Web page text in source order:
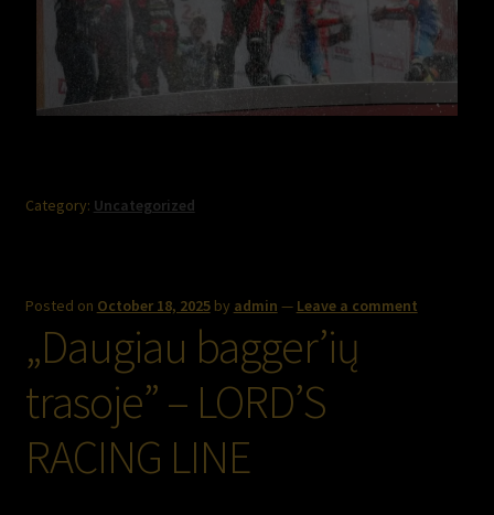
Category: Uncategorized
Posted on October 18, 2025 by admin — Leave a comment
„Daugiau bagger’ių
trasoje” – LORD’S
RACING LINE